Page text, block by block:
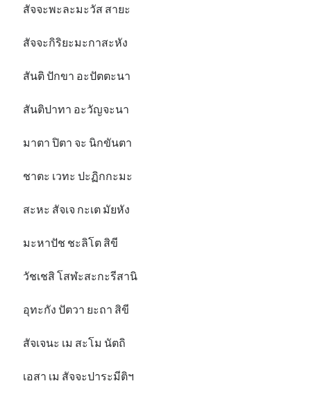
สัจจะพะละมะวัส สายะ
สัจจะกิริยะมะกาสะหัง
สันติ ปักขา อะปัตตะนา
สันติปาทา อะวัญจะนา
มาตา ปิตา จะ นิกขันตา
ชาตะ เวทะ ปะฏิกกะมะ
สะหะ สัจเจ กะเต มัยหัง
มะหาปัช ชะลิโต สิขี
วัชเชสิ โสฬะสะกะรีสานิ
อุทะกัง ปัตวา ยะถา สิขี
สัจเจนะ เม สะโม นัตถิ
เอสา เม สัจจะปาระมีติฯ